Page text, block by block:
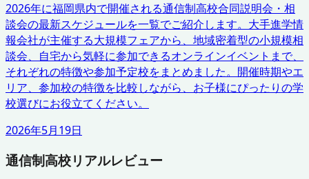
2026年に福岡県内で開催される通信制高校合同説明会・相
談会の最新スケジュールを一覧でご紹介します。大手進学情
報会社が主催する大規模フェアから、地域密着型の小規模相
談会、自宅から気軽に参加できるオンラインイベントまで、
それぞれの特徴や参加予定校をまとめました。開催時期やエ
リア、参加校の特徴を比較しながら、お子様にぴったりの学
校選びにお役立てください。
2026年5月19日
通信制高校リアルレビュー